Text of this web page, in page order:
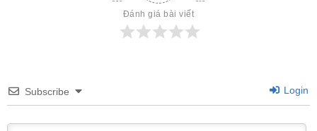
Đánh giá bài viết
Subscribe Login